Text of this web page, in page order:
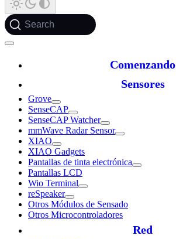
Search
Comenzando
Sensores
Grove
SenseCAP
SenseCAP Watcher
mmWave Radar Sensor
XIAO
XIAO Gadgets
Pantallas de tinta electrónica
Pantallas LCD
Wio Terminal
reSpeaker
Otros Módulos de Sensado
Otros Microcontroladores
Red